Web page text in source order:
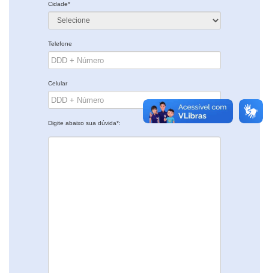
Cidade*
Telefone
Celular
Digite abaixo sua dúvida*: